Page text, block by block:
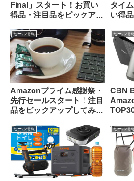
Final」スタート！お買い
得品・注目品をピックアッ
タイ
い得
で】
セール情報
Amazonプライム感謝祭・
先行セールスタート！注目
品をピックアップしてみま
セール情報
CBN
セール情報 セール情